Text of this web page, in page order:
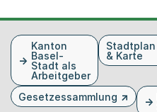
FusszeileKanton
Basel-
Stadt als
Arbeitgeber
Stadtplan
& Karte
Gesetzessammlung